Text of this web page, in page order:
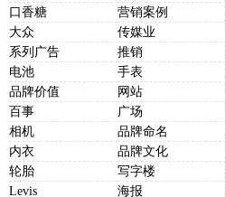
口香糖
营销案例
大众
传媒业
系列广告
推销
电池
手表
品牌价值
网站
百事
广场
相机
品牌命名
内衣
品牌文化
轮胎
写字楼
Levis
海报